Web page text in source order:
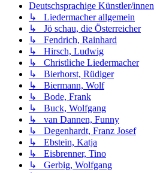
Deutschsprachige Künstler/innen
↳ Liedermacher allgemein
↳ Jö schau, die Österreicher
↳ Fendrich, Rainhard
↳ Hirsch, Ludwig
↳ Christliche Liedermacher
↳ Bierhorst, Rüdiger
↳ Biermann, Wolf
↳ Bode, Frank
↳ Buck, Wolfgang
↳ van Dannen, Funny
↳ Degenhardt, Franz Josef
↳ Ebstein, Katja
↳ Eisbrenner, Tino
↳ Gerbig, Wolfgang